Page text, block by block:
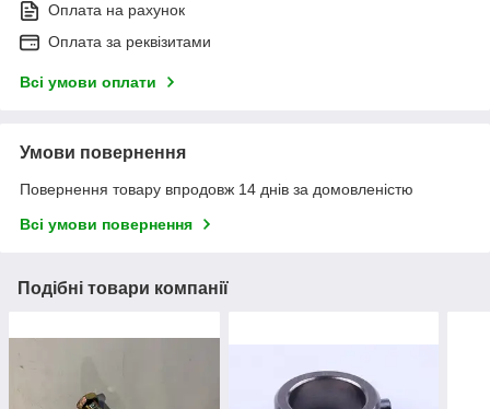
Оплата на рахунок
Оплата за реквізитами
Всі умови оплати
Умови повернення
Повернення товару впродовж 14 днів за домовленістю
Всі умови повернення
Подібні товари компанії